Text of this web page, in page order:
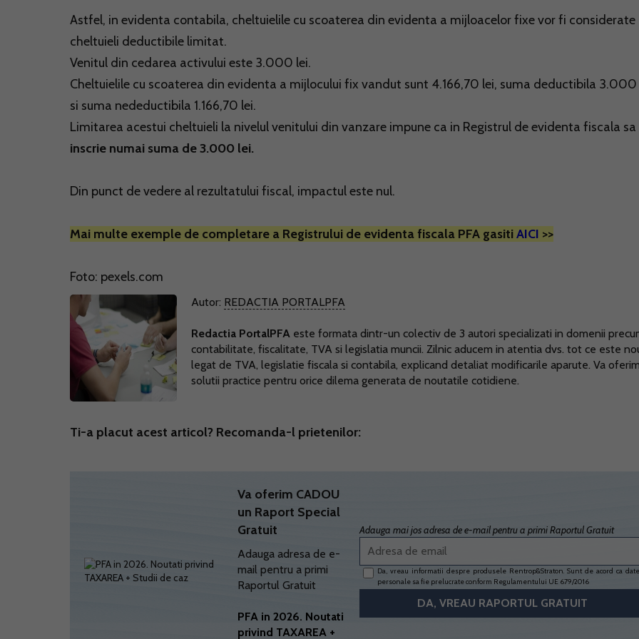
Astfel, in evidenta contabila, cheltuielile cu scoaterea din evidenta a mijloacelor fixe vor fi considerate
cheltuieli deductibile limitat.
Venitul din cedarea activului este 3.000 lei.
Cheltuielile cu scoaterea din evidenta a mijlocului fix vandut sunt 4.166,70 lei, suma deductibila 3.000
si suma nedeductibila 1.166,70 lei.
Limitarea acestui cheltuieli la nivelul venitului din vanzare impune ca in Registrul de evidenta fiscala sa
inscrie numai suma de 3.000 lei.
Din punct de vedere al rezultatului fiscal, impactul este nul.
Mai multe exemple de completare a Registrului de evidenta fiscala PFA gasitiAICI >>
Foto: pexels.com
Autor: REDACTIA PORTALPFA
Redactia PortalPFA este formata dintr-un colectiv de 3 autori specializati in domenii
contabilitate, fiscalitate, TVA si legislatia muncii. Zilnic aducem in atentia dvs. tot ce este
legat de TVA, legislatie fiscala si contabila, explicand detaliat modificarile aparute. Va
solutii practice pentru orice dilema generata de noutatile cotidiene.
Ti-a placut acest articol? Recomanda-l prietenilor:
Va oferim CADOU
un Raport Special
Gratuit
Adauga adresa de e-
mail pentru a primi
Raportul Gratuit
PFA in 2026. Noutati
privind TAXAREA +
Adauga mai jos adresa de e-mail pentru a primi Raportul Gratuit
Da, vreau informatii despre produsele Rentrop&Straton. Sunt de acord ca
personale sa fie prelucrate conform Regulamentului UE 679/2016